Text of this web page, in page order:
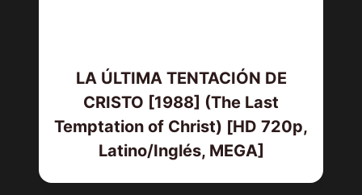
LA ÚLTIMA TENTACIÓN DE
CRISTO [1988] (The Last
Temptation of Christ) [HD 720p,
Latino/Inglés, MEGA]